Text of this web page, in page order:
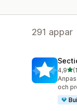
291 appar
4,9av
168
och